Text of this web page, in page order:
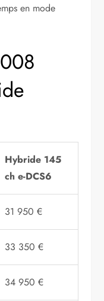
en mode
Hybride 145
ch e-DCS6
31 950 €
33 350 €
34 950 €